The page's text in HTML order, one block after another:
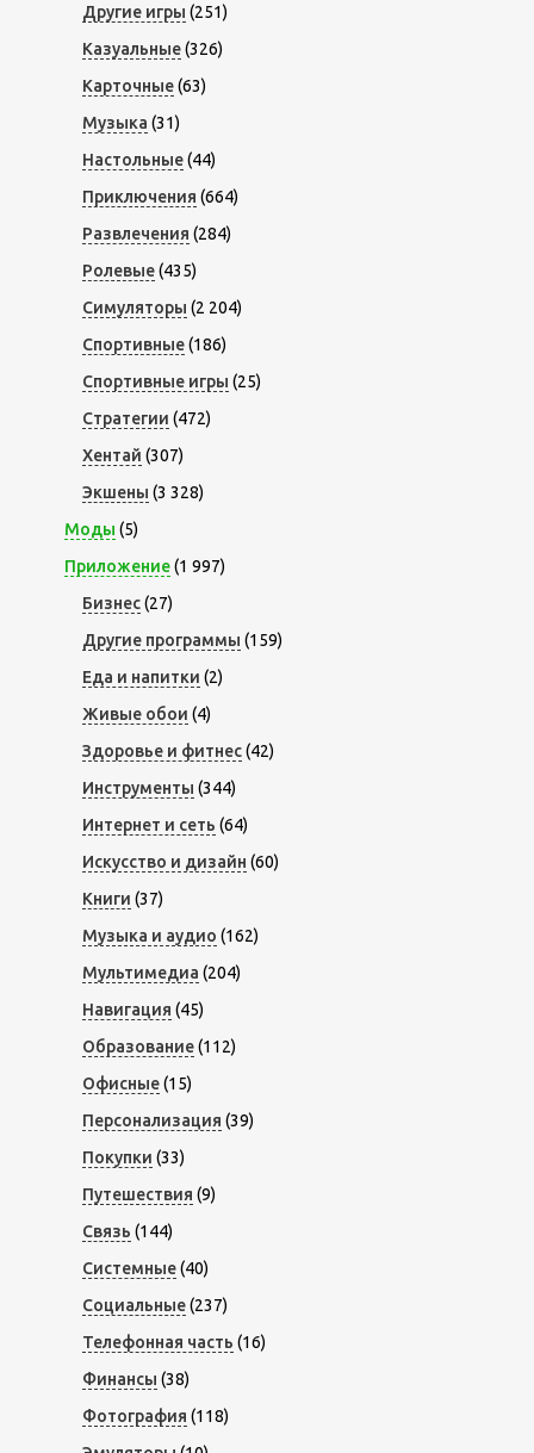
Другие игры (251)
Казуальные(326)
Карточные(63)
Музыка (31)
Настольные(44)
Приключения (664)
Развлечения (284)
Ролевые(435)
Симуляторы (2 204)
Спортивные(186)
Спортивные игры (25)
Стратегии (472)
Хентай (307)
Экшены (3 328)
Моды (5)
Приложение(1 997)
Бизнес(27)
Другие программы (159)
Еда и напитки (2)
Живые обои (4)
Здоровье и фитнес(42)
Инструменты (344)
Интернет и сеть (64)
Искусство и дизайн (60)
Книги (37)
Музыка и аудио (162)
Мультимедиа (204)
Навигация (45)
Образование(112)
Офисные(15)
Персонализация (39)
Покупки (33)
Путешествия (9)
Связь (144)
Системные(40)
Социальные(237)
Телефонная часть (16)
Финансы (38)
Фотография (118)